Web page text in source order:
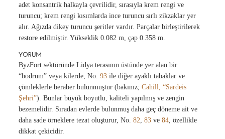
adet konsantrik halkayla çevrilidir, sırasıyla krem rengi ve
turuncu; krem rengi kısımlarda ince turuncu sırlı zikzaklar yer
alır. Ağızda dikey turuncu şeritler vardır. Parçalar birleştirilerek
restore edilmiştir. Yükseklik 0.082 m, çap 0.358 m.
YORUM
ByzFort sektöründe Lidya terasının üstünde yer alan bir
“bodrum” veya kilerde, No.93 ile diğer ayaklı tabaklar ve
çömleklerle beraber bulunmuştur (bakınız;Cahill, “Sardeis
Şehri”). Bunlar büyük boyutlu, kaliteli yapılmış ve zengin
bezemelidir. Sıradan evlerde bulunmuş daha geç döneme ait ve
daha sade örneklere tezat oluşturur, No.82 ,83 ve84 , özellikle
dikkat çekicidir.